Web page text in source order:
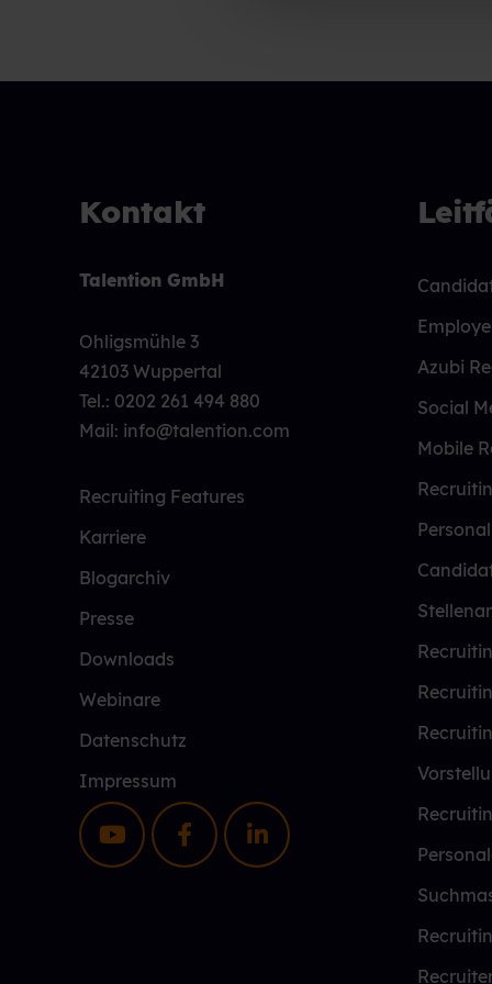
Kontakt
Talention GmbH
Ohligsmühle 3
42103 Wuppertal
Tel.: 0202 261 494 880
Mail: info@talention.com
Recruiting Features
Karriere
Blogarchiv
Presse
Downloads
Webinare
Datenschutz
Impressum
Azubi
Social
Mobile